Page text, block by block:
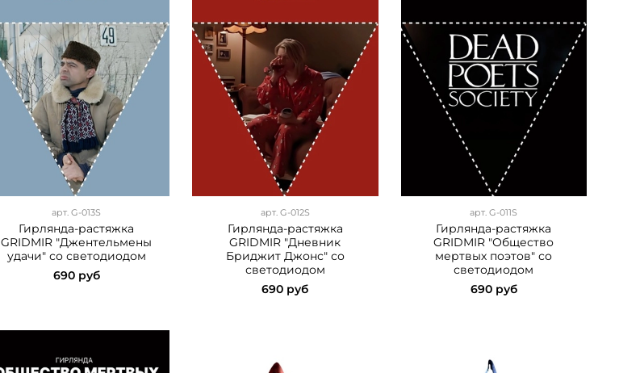
арт.G-013S
Гирлянда-растяжка
GRIDMIR "Джентельмены
удачи" со светодиодом
690 руб
арт. G-012S
Гирлянда-растяжка
GRIDMIR "Дневник
Бриджит Джонс" со
светодиодом
690 руб
арт.G-011S
Гирлянда-растяжка
GRIDMIR "Общество
мертвых поэтов" со
светодиодом
690 руб